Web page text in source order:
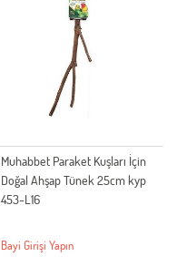
Muhabbet Paraket Kuşları İçin
Doğal Ahşap Tünek 25cm kyp
453-L16
Bayi Girişi Yapın